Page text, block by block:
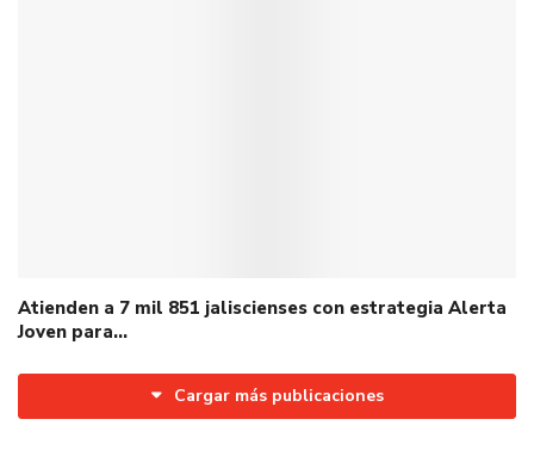
Atienden a 7 mil 851 jaliscienses con estrategia Alerta
Joven para…
Cargar más publicaciones